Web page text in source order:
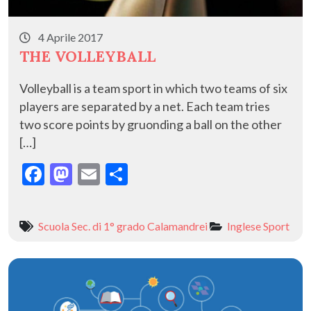
4 Aprile 2017
THE VOLLEYBALL
Volleyball is a team sport in which two teams of six
players are separated by a net. Each team tries
two score points by gruonding a ball on the other
[…]
F
e
o
M
to
o
E
ai n
vi
di
Scuola Sec. di 1° grado Calamandrei IngleseSport